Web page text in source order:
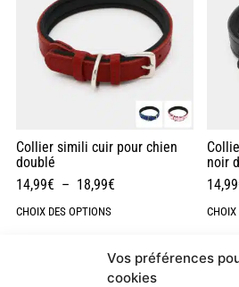
Vos préférences
cookies
Collier simili cuir pour chien
doublé
14,99€ – 18,99€
CHOIX DES OPTIONS
noir
14,99
CHOIX